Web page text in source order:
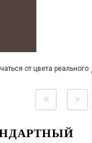
от цвета реального